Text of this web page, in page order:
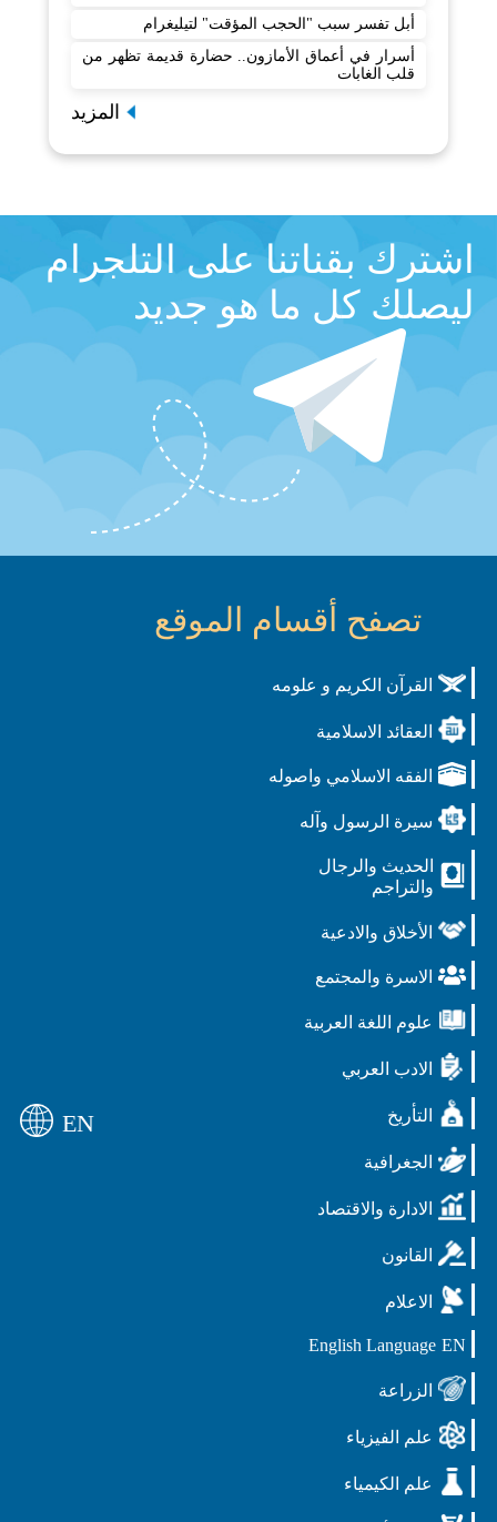
أبل تفسر سبب "الحجب المؤقت" لتيليغرام
أسرار في أعماق الأمازون.. حضارة قديمة تظهر من
قلب الغابات
المزيد
اشترك بقناتنا على التلجرام
ليصلك كل ما هو جديد
تصفح أقسام الموقع
القرآن الكريم و علومه
العقائد الاسلامية
الفقه الاسلامي واصوله
سيرة الرسول وآله
الحديث والرجال
والتراجم
الأخلاق والادعية
الاسرة والمجتمع
علوم اللغة العربية
الادب العربي
التأريخ
الجغرافية
الادارة والاقتصاد
القانون
الاعلام
EN
English Language
الزراعة
علم الفيزياء
علم الكيمياء
EN